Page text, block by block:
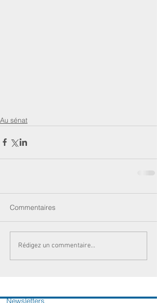
Au sénat
Commentaires
Rédigez un commentaire...
Newsletters